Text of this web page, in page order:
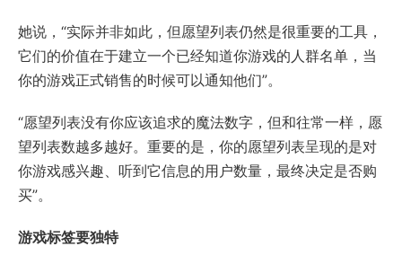
她说，“实际并非如此，但愿望列表仍然是很重要的工具，
它们的价值在于建立一个已经知道你游戏的人群名单，当
你的游戏正式销售的时候可以通知他们”。
“愿望列表没有你应该追求的魔法数字，但和往常一样，愿
望列表数越多越好。重要的是，你的愿望列表呈现的是对
你游戏感兴趣、听到它信息的用户数量，最终决定是否购
买”。
游戏标签要独特